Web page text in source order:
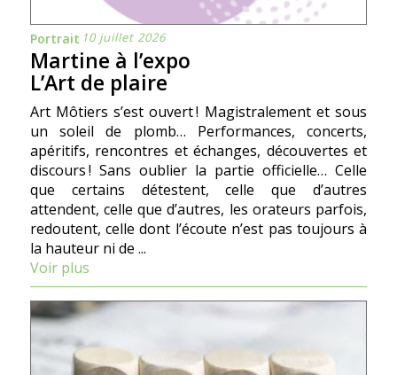
Portrait 10 juillet 2026
Martine à l’expo
L’Art de plaire
Art Môtiers s’est ouvert ! Magistralement et sous
un soleil de plomb… Performances, concerts,
apéritifs, rencontres et échanges, découvertes et
discours ! Sans oublier la partie officielle… Celle
que certains détestent, celle que d’autres
attendent, celle que d’autres, les orateurs parfois,
redoutent, celle dont l’écoute n’est pas toujours à
la hauteur ni de ...
Voir plus